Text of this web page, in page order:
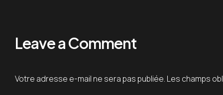
Leave a Comment
Votre adresse e-mail ne sera pas publiée. Les champs